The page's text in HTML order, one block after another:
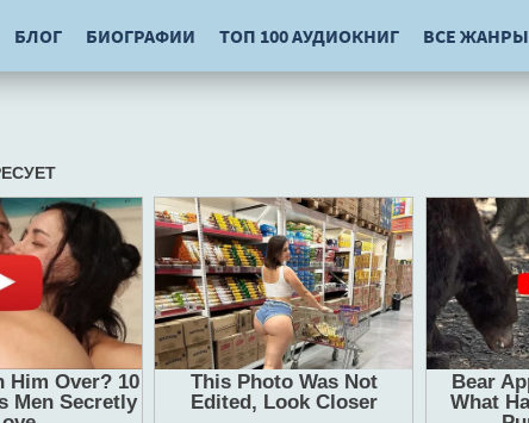
БЛОГ БИОГРАФИИ ТОП 100 АУДИОКНИГ ВСЕ ЖАНРЫ